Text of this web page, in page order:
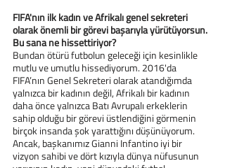
FIFA'nın ilk kadın ve Afrikalı genel sekreteri
olarak önemli bir görevi başarıyla yürütüyorsun.
Bu sana ne hissettiriyor?
Bundan ötürü futbolun geleceği için kesinlikle
mutlu ve umutlu hissediyorum. 2016'da
FIFA’nın Genel Sekreteri olarak atandığımda
yalnızca bir kadının değil, Afrikalı bir kadının
daha önce yalnızca Batı Avrupalı erkeklerin
sahip olduğu bir görevi üstlendiğini görmenin
birçok insanda şok yarattığını düşünüyorum.
Ancak, başkanımız Gianni Infantino iyi bir
vizyon sahibi ve dört kızıyla dünya nüfusunun